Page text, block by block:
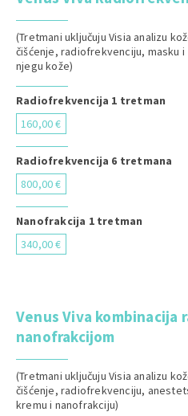
(Tretmani uključuju Visia analizu
čišćenje, radiofrekvenciju, masku i
njegu kože)
Radiofrekvencija 1 tretman
160,00 €
Radiofrekvencija 6 tretmana
800,00 €
Nanofrakcija 1 tretman
340,00 €
Venus Viva kombinacija
nanofrakcijom
(Tretmani uključuju Visia analizu
čišćenje, radiofrekvenciju,
kremu i nanofrakciju)